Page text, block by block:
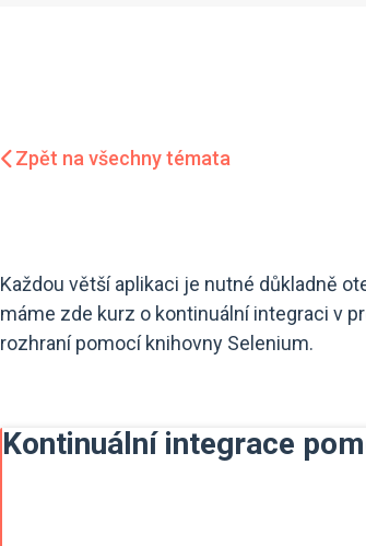
Zpět na všechny témata
Každou větší aplikaci je nutné důkladně
máme zde kurz o kontinuální integraci v
rozhraní pomocí knihovny Selenium.
Kontinuální integrace